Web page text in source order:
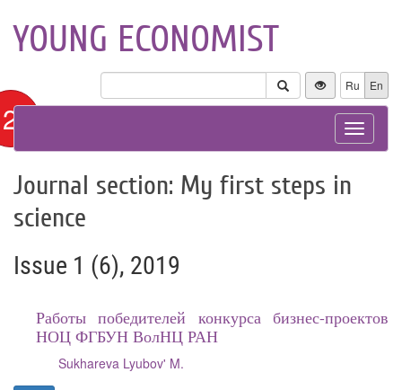
YOUNG ECONOMIST
Ru En
Toggle
Journal section: My first steps in
science
Issue 1 (6), 2019
Работы победителей конкурса бизнес-проектов
НОЦ ФГБУН ВолНЦ РАН
Sukhareva Lyubov' M.